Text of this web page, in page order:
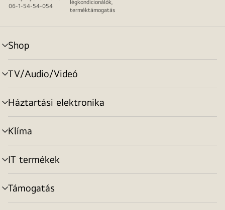
06-1-54-54-054
légkondicionálók,
terméktámogatás
Shop
menu
toggle
TV/Audio/Videó
menu
toggle
Háztartási elektronika
menu
toggle
Klíma
menu
toggle
IT termékek
menu
toggle
Támogatás
menu
toggle